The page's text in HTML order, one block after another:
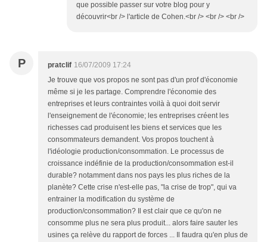
que possible passer sur votre blog pour y
découvrir<br /> l'article de Cohen.<br /> <br /> <br />
P pratclif 16/07/2009 17:24
Je trouve que vos propos ne sont pas d'un prof d'économie
même si je les partage. Comprendre l'économie des
entreprises et leurs contraintes voilà à quoi doit servir
l'enseignement de l'économie; les entreprises créent les
richesses cad produisent les biens et services que les
consommateurs demandent. Vos propos touchent à
l'idéologie production/consommation. Le processus de
croissance indéfinie de la production/consommation est-il
durable? notamment dans nos pays les plus riches de la
planète? Cette crise n'est-elle pas, "la crise de trop", qui va
entrainer la modification du système de
production/consommation? Il est clair que ce qu'on ne
consomme plus ne sera plus produit... alors faire sauter les
usines ça relève du rapport de forces ... Il faudra qu'en plus de